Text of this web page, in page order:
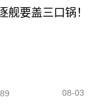
舰要盖三口锅！
08-03